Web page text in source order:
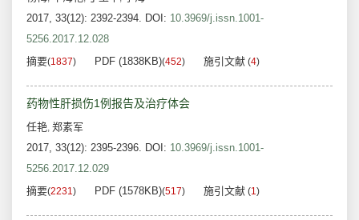
2017, 33(12): 2392-2394. DOI: 10.3969/j.issn.1001-
5256.2017.12.028
摘要(1837) PDF (1838KB)(452) 施引文献 (4)
药物性肝损伤1例报告及治疗体会
任艳, 郑素军
2017, 33(12): 2395-2396. DOI: 10.3969/j.issn.1001-
5256.2017.12.029
摘要(2231) PDF (1578KB)(517) 施引文献 (1)